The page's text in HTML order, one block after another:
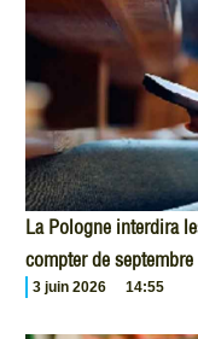
La Pologne interdira
compter de septembre
3 juin 2026 14:55